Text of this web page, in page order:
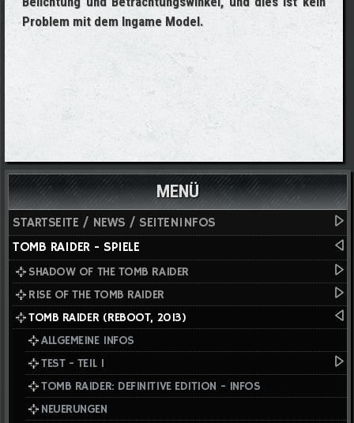
Problem mit dem Ingame Model.
MENÜ
STARTSEITE / NEWS / SEITENINFOS
TOMB RAIDER - SPIELE
SHADOW OF THE TOMB RAIDER
RISE OF THE TOMB RAIDER
TOMB RAIDER (REBOOT, 2013)
ALLGEMEINE INFOS
TEST - TEIL I
TOMB RAIDER: DEFINITIVE EDITION - INFOS
NEUERUNGEN